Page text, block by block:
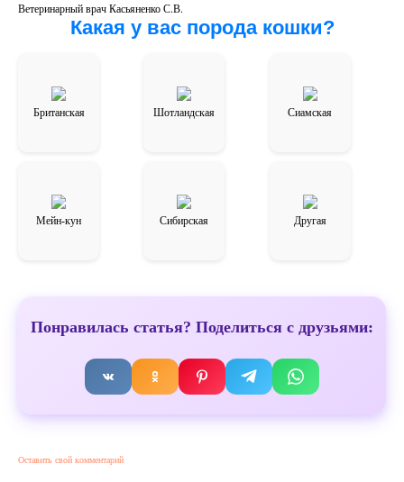
Ветеринарный врач Касьяненко С.В.
Какая у вас порода кошки?
Британская Шотландская Сиамская
Мейн-кун Сибирская Другая
Понравилась статья? Поделиться с друзьями:
Оставить свой комментарий